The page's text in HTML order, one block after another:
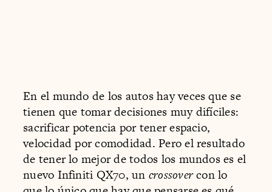
En el mundo de los autos hay veces que se
tienen que tomar decisiones muy difíciles:
sacrificar potencia por tener espacio,
velocidad por comodidad. Pero el resultado
de tener lo mejor de todos los mundos es el
nuevo Infiniti QX70, un crossovercon lo